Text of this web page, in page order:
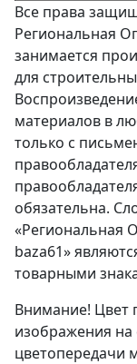
Все права
Региональная
занимается
для
материалов в
только с
обязательна.
«Региональная
baza61»
товарными
Внимание! Цвет
изображения на
цветопередачи